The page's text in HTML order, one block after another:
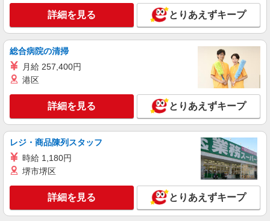
未経験・無資格OKの介護スタッフ
時給1,300円〜1,400円 ★週払いOK（規定あ
り） ※給与幅は経験・能力による
3000ヶ所以上★ 自宅から通いやすいエリアなど、
お好きな勤務地をお選び下さい！！
詳細を見る
（株）ウィルオブ・ワークCW 高崎支店/ms100101
高齢者向け住宅staff
時給1350円 ◆前払い・日払い・週払いOK
キープ 詳細を見る
詳細を見る とりあえずキープ
総合病院の清掃
月給 257,400円
港区
詳細を見る とりあえずキープ
レジ・商品陳列スタッフ
時給 1,180円
堺市堺区
詳細を見る とりあえずキープ